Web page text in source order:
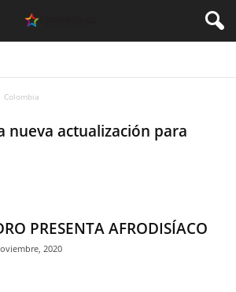
Colombia
nueva actualización para
PRESENTA AFRODISÍACO
2020